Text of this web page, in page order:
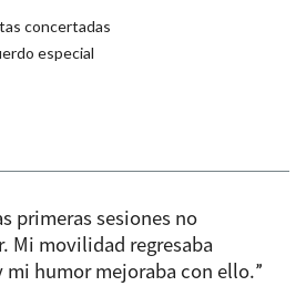
concertadas
especial
primeras sesiones no
Mi movilidad regresaba
mi humor mejoraba con ello.
no escéptica pero
tratamientos tan sencillos
tal efecto, alejados de las